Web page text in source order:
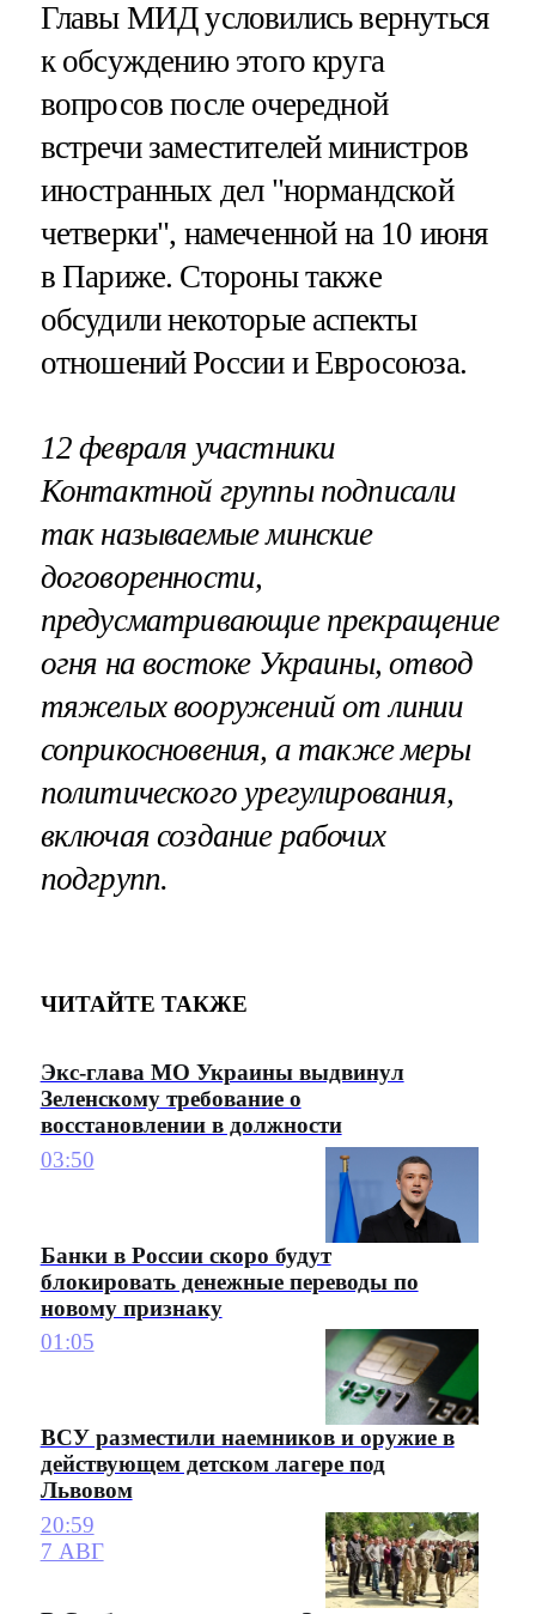
Главы МИД условились вернуться
к обсуждению этого круга
вопросов после очередной
встречи заместителей министров
иностранных дел "нормандской
четверки", намеченной на 10 июня
в Париже. Стороны также
обсудили некоторые аспекты
отношений России и Евросоюза.
12 февраля участники
Контактной группы подписали
так называемые минские
договоренности,
предусматривающие прекращение
огня на востоке Украины, отвод
тяжелых вооружений от линии
соприкосновения, а также меры
политического урегулирования,
включая создание рабочих
подгрупп.
ЧИТАЙТЕ ТАКЖЕ
Экс-глава МО Украины выдвинул
Зеленскому требование о
восстановлении в должности
03:50
Банки в России скоро будут
блокировать денежные переводы по
новому признаку
01:05
ВСУ разместили наемников и оружие в
действующем детском лагере под
Львовом
20:59
7 АВГ